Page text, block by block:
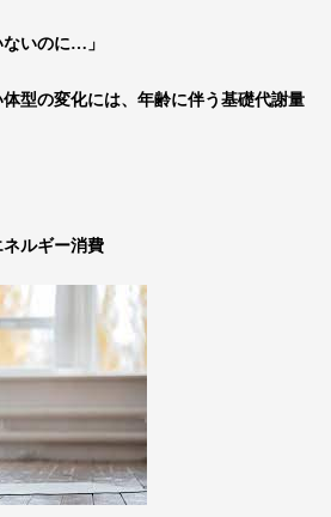
ないのに…」
型の変化には、年齢に伴う基礎代謝量
ルギー消費